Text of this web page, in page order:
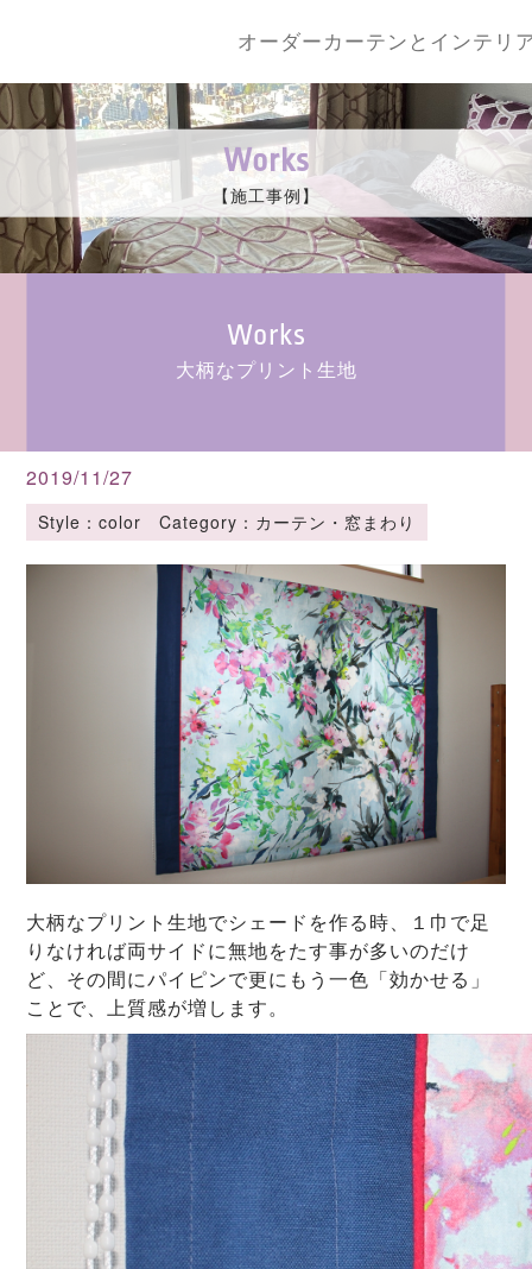
オーダーカーテンとインテリ
Works
【施工事例】
Works
大柄なプリント生地
2019/11/27
Style：color Category：カーテン・窓まわり
大柄なプリント生地でシェードを作る時、１巾で足
りなければ両サイドに無地をたす事が多いのだけ
ど、その間にパイピンで更にもう一色「効かせる」
ことで、上質感が増します。